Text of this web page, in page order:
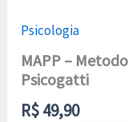
Psicologia
MAPP –
Psicogatti
R$49,90